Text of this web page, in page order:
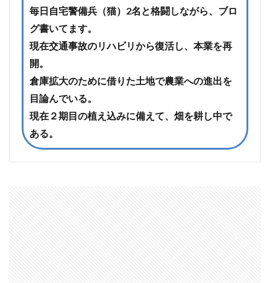
毎日自宅警備兵（猫）2名と格闘しながら、ブロ
グ書いてます。
現在交通事故のリハビリから復活し、本業を再
開。
倉庫拡大のために借りた土地で農業への進出を
目論んでいる。
現在２期目の植え込みに備えて、畑を耕し中で
ある。